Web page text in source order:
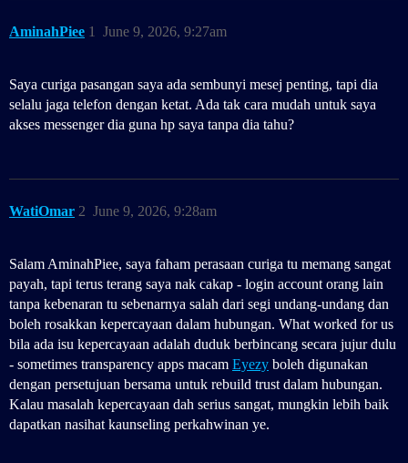
AminahPiee June 9, 2026, 9:27am
1
Saya curiga pasangan saya ada sembunyi mesej penting, tapi dia
selalu jaga telefon dengan ketat. Ada tak cara mudah untuk saya
akses messenger dia guna hp saya tanpa dia tahu?
WatiOmar June 9, 2026, 9:28am
2
Salam AminahPiee, saya faham perasaan curiga tu memang sangat
payah, tapi terus terang saya nak cakap - login account orang lain
tanpa kebenaran tu sebenarnya salah dari segi undang-undang dan
boleh rosakkan kepercayaan dalam hubungan. What worked for us
bila ada isu kepercayaan adalah duduk berbincang secara jujur dulu
- sometimes transparency apps macam Eyezy boleh digunakan
dengan persetujuan bersama untuk rebuild trust dalam hubungan.
Kalau masalah kepercayaan dah serius sangat, mungkin lebih baik
dapatkan nasihat kaunseling perkahwinan ye.